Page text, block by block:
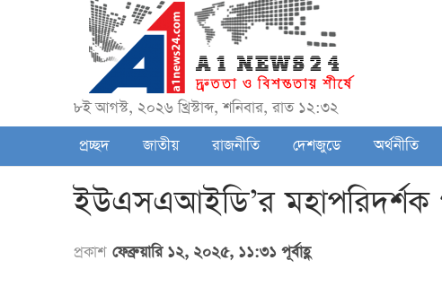
৮ই আগস্ট, ২০২৬ খ্রিস্টাব্দ, শনিবার, রাত ১২:৩২
প্রচ্ছদ
জাতীয় রাজনীতি দেশজুডে অর্থনীতি
ইউএসএআইডি’র মহাপরিদর্শক
প্রকাশ ফেব্রুয়ারি ১২, ২০২৫, ১১:৩১ পূর্বাহ্ণ